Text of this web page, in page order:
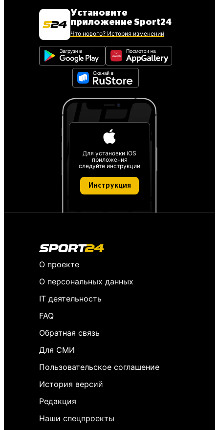
Установите
приложение Sport24
Что нового? История изменений
Для установки iOS
приложения
следуйте инструкции
Инструкция
О проекте
О персональных данных
IT деятельность
FAQ
Обратная связь
Для СМИ
Пользовательское соглашение
История версий
Редакция
Наши спецпроекты